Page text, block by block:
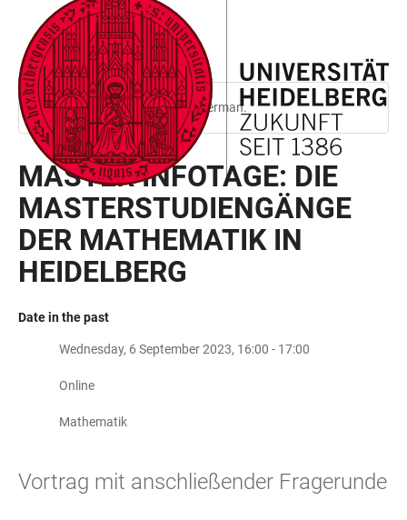
ACCESSIBILITY
LINKS
JUMP
TO
MAIN
CONTENT
OPEN
MAIN
NAVIGATION
OPEN
SEARCH
FORM
This page is only available in German.
MASTER INFOTAGE: DIE
MASTERSTUDIENGÄNGE
DER MATHEMATIK IN
HEIDELBERG
Date in the past
Wednesday, 6 September 2023, 16:00 - 17:00
Online
Mathematik
Vortrag mit anschließender Fragerunde